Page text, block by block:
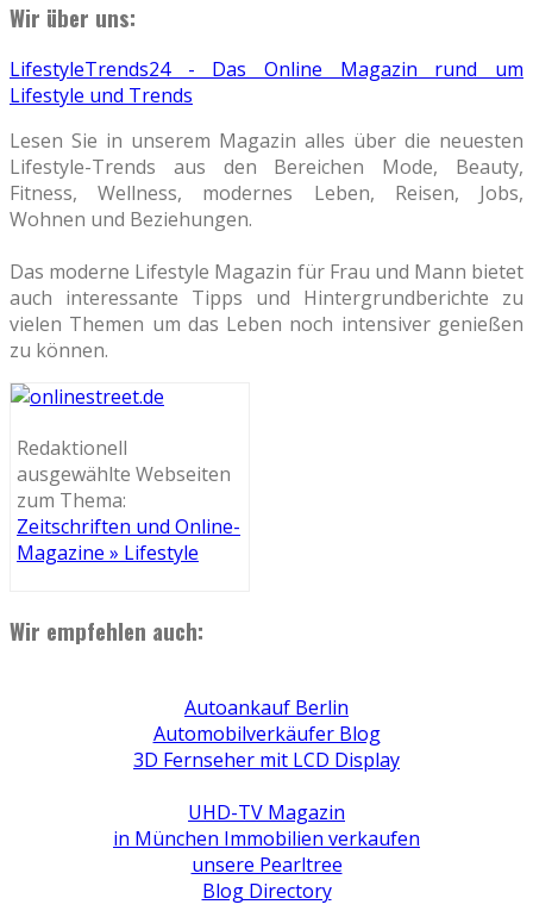
Wir über uns:
LifestyleTrends24 - Das Online Magazin rund um
Lifestyle und Trends
Lesen Sie in unserem Magazin alles über die neuesten
Lifestyle-Trends aus den Bereichen Mode, Beauty,
Fitness, Wellness, modernes Leben, Reisen, Jobs,
Wohnen und Beziehungen.
Das moderne Lifestyle Magazin für Frau und Mann bietet
auch interessante Tipps und Hintergrundberichte zu
vielen Themen um das Leben noch intensiver genießen
zu können.
Redaktionell
ausgewählte Webseiten
zum Thema:
Zeitschriften und Online-
Magazine » Lifestyle
Wir empfehlen auch:
Autoankauf Berlin
Automobilverkäufer Blog
3D Fernseher mit LCD Display
UHD-TV Magazin
in München Immobilien verkaufen
unsere Pearltree
Blog Directory